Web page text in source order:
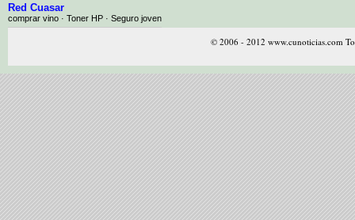
Red Cuasar
comprar vino · Toner HP · Seguro joven
© 2006 - 2012 www.cunoticias.com